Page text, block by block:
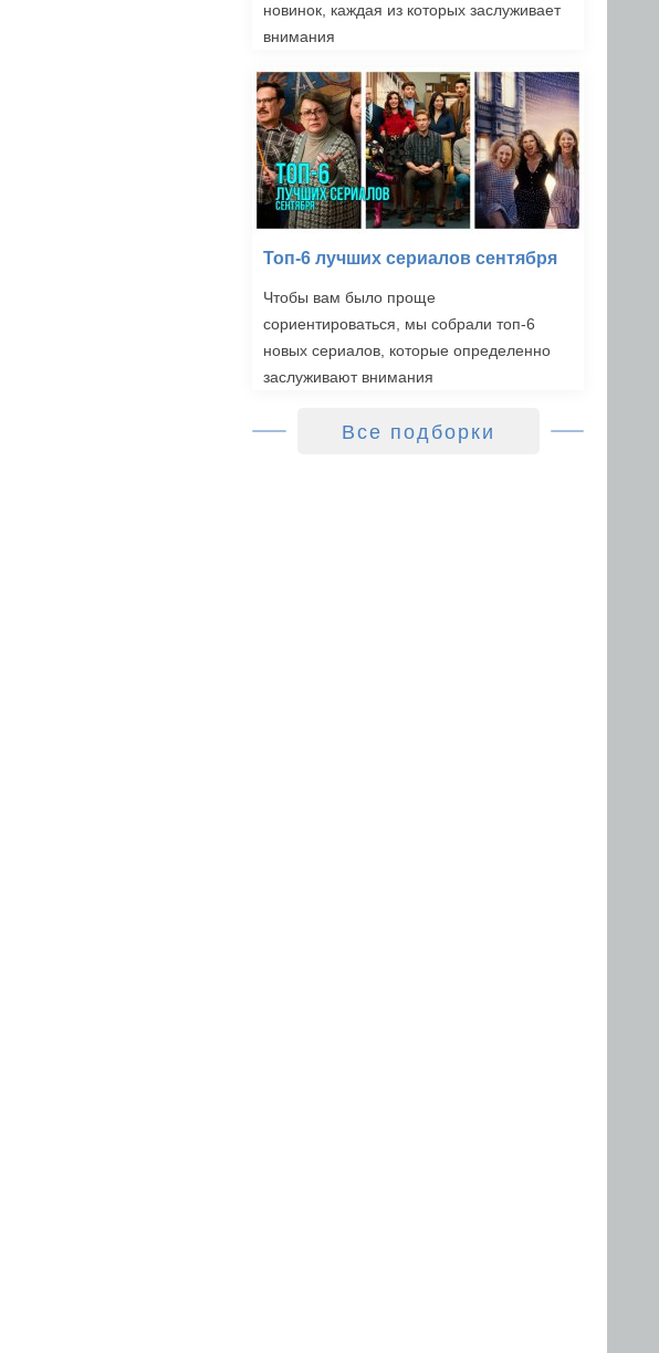
новинок, каждая из которых заслуживает
внимания
Топ-6 лучших сериалов сентября
Чтобы вам было проще
сориентироваться, мы собрали топ-6
новых сериалов, которые определенно
заслуживают внимания
Все подборки